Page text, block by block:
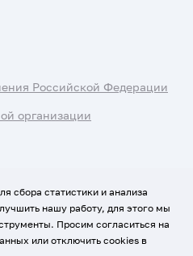
Российской Федерации
организации
данных
сбора статистики и анализа
нашу работу, для этого мы
Просим согласиться на
или отключить cookies в